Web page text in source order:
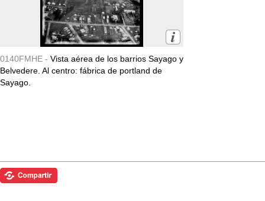
0140FMHE - Vista aérea de los barrios Sayago y
Belvedere. Al centro: fábrica de portland de
Sayago.